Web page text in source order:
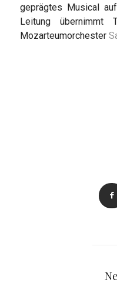
geprägtes Musical
Leitung übernimmt
Mozarteumorchester